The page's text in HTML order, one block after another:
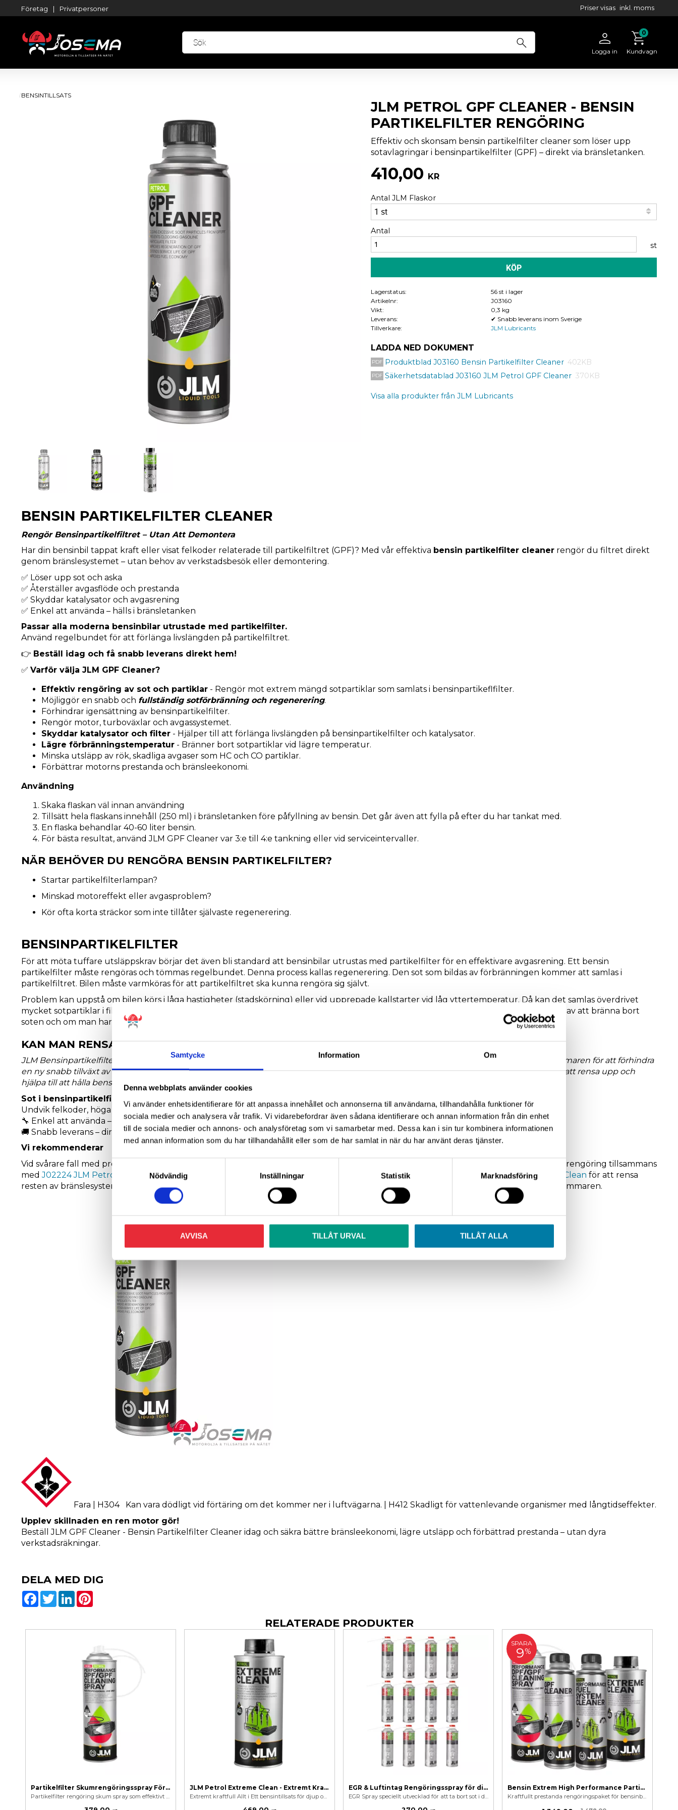
Samtycke Information Om
Denna webbplats använder cookies
Vi använder enhetsidentifierare för att anpassa innehållet och annonserna till användarna, tillhandahålla funktioner för
sociala medier och analysera vår trafik. Vi vidarebefordrar även sådana identifierare och annan information från din enhet
till de sociala medier och annons- och analysföretag som vi samarbetar med. Dessa kan i sin tur kombinera informationen
med annan information som du har tillhandahållit eller som de har samlat in när du har använt deras tjänster.
Samtyckesval
Nödvändig
Inställningar Statistik Marknadsföring
AVVISA TILLÅT URVAL TILLÅT ALLA
Företag | Privatpersoner Priser visas inkl. moms
Kundvagn
Logga in
BENSINTILLSATS
JLM PETROL GPF CLEANER - BENSIN
PARTIKELFILTER RENGÖRING
Effektiv och skonsam bensin partikelfilter cleaner som löser upp
sotavlagringar i bensinpartikelfilter (GPF) – direkt via bränsletanken.
410,00 KR
Antal JLM Flaskor
Antal
st
KÖP
Lagerstatus
56 st i lager
Artikelnr
J03160
Vikt
0,3 kg
Leverans
✔ Snabb leverans inom Sverige
Tillverkare
JLM Lubricants
LADDA NED DOKUMENT
Produktblad J03160 Bensin Partikelfilter Cleaner 402KB
Säkerhetsdatablad J03160 JLM Petrol GPF Cleaner 370KB
Visa alla produkter från JLM Lubricants
BENSIN PARTIKELFILTER CLEANER
Rengör Bensinpartikelfiltret – Utan Att Demontera
Har din bensinbil tappat kraft eller visat felkoder relaterade till partikelfiltret (GPF)? Med vår effektiva bensin partikelfilter cleaner rengör du filtret direkt
genom bränslesystemet – utan behov av verkstadsbesök eller demontering.
✅ Löser upp sot och aska
✅ Återställer avgasflöde och prestanda
✅ Skyddar katalysator och avgasrening
✅ Enkel att använda – hälls i bränsletanken
Passar alla moderna bensinbilar utrustade med partikelfilter.
Använd regelbundet för att förlänga livslängden på partikelfiltret.
👉 Beställ idag och få snabb leverans direkt hem!
✅ Varför välja JLM GPF Cleaner?
Effektiv rengöring av sot och partiklar - Rengör mot extrem mängd sotpartiklar som samlats i bensinpartikeflfilter.
Möjliggör en snabb och fullständig sotförbränning och regenerering.
Förhindrar igensättning av bensinpartikelfilter.
Rengör motor, turboväxlar och avgassystemet.
Skyddar katalysator och filter - Hjälper till att förlänga livslängden på bensinpartikelfilter och katalysator.
Lägre förbränningstemperatur - Bränner bort sotpartiklar vid lägre temperatur.
Minska utsläpp av rök, skadliga avgaser som HC och CO partiklar.
Förbättrar motorns prestanda och bränsleekonomi.
Användning
Skaka flaskan väl innan användning
Tillsätt hela flaskans innehåll (250 ml) i bränsletanken före påfyllning av bensin. Det går även att fylla på efter du har tankat med.
En flaska behandlar 40-60 liter bensin.
För bästa resultat, använd JLM GPF Cleaner var 3:e till 4:e tankning eller vid serviceintervaller.
NÄR BEHÖVER DU RENGÖRA BENSIN PARTIKELFILTER?
Startar partikelfilterlampan?
Minskad motoreffekt eller avgasproblem?
Kör ofta korta sträckor som inte tillåter självaste regenerering.
BENSINPARTIKELFILTER
För att möta tuffare utsläppskrav börjar det även bli standard att bensinbilar utrustas med partikelfilter för en effektivare avgasrening. Ett bensin
partikelfilter måste rengöras och tömmas regelbundet. Denna process kallas regenerering. Den sot som bildas av förbränningen kommer att samlas i
partikelfiltret. Bilen måste varmköras för att partikelfiltret ska kunna rengöra sig självt.
Problem kan uppstå om bilen körs i låga hastigheter (stadskörning) eller vid upprepade kallstarter vid låg yttertemperatur. Då kan det samlas överdrivet
mycket sotpartiklar i filtret och med tiden fylls det på mer och mer tills filtret indikerar att det är fullt. Bilens egna system klarar då inte av att bränna bort
soten och om man har otur kommer du att behöva byta ut bensinpartikelfiltret på verkstaden till en mycket dyr kostnad.
KAN MAN RENSA BENSINPARTIKELFILTER SJÄLV?
JLM Bensinpartikelfilter Cleaner optimerar förbränningen av överskottet sotpartiklar i sotfiltret, rengör insprutarna och förbränningskammaren för att förhindra
en ny snabb tillväxt av sotpartiklar. Den unika kombinationen av ett rent bränslesystem, en ren förbränning med lägre utsläpp kommer att rensa upp och
hjälpa till att hålla bensinpartikelfiltret och katalysatorn i ett optimalt rent skick länge från sotavlagringar.
Sot i bensinpartikelfiltret?
Undvik felkoder, höga utsläpp och motorproblem med vår effektiva GPF-cleaner.
🔧 Enkel att använda – häll i tanken och kör.
🚚 Snabb leverans – direkt från Sverige.
Vi rekommenderar
Vid svårare fall med problem av igensättning i bensinpartikelfiltret, så behandla första tankningen med J03160 JLM Bensinpartikelfilter rengöring tillsammans
medJ02224 JLM Petrol Performance GPF Cleaning Spray . Nästa tankning behandlar du bränslesystemet med J03155 Petrol Extreme Clean för att rensa
resten av bränslesystemet från avlagringar och förbränningsrester i cylindrar, tändstift, inlopps- och utloppsventiler och förbränningskammaren.
Fara | H304 Kan vara dödligt vid förtäring om det kommer ner i luftvägarna. | H412 Skadligt för vattenlevande organismer med långtidseffekter.
Upplev skillnaden en ren motor gör!
Beställ JLM GPF Cleaner - Bensin Partikelfilter Cleaner idag och säkra bättre bränsleekonomi, lägre utsläpp och förbättrad prestanda – utan dyra
verkstadsräkningar.
DELA MED DIG
Facebook
TwitterLinkedIn
RELATERADE PRODUKTER
Partikelfilter Skumrengöringsspray För Diesel och Bensin - JLM Performance DPF/GPF Cleaning Spray 500 ml
Partikelfilter rengöring skum spray som effektivt tar bort sot, partiklar och avlagringar i bensin och diesel
JLM Petrol Extreme Clean - Extremt Kraftfull Bensintillsats
Extremt kraftfull Allt i Ett bensintillsats för djup och genomgående rengöring av hela bränslesystemet. Främjar regenerering av bensin partikelfilter.
EGR & Luftintag Rengöringsspray för diesel och bensin 500 ml
EGR Spray speciellt utvecklad för att ta bort sot i diesel/bensinmotor & avlagringar i luftintag, förgasare och EGR ventil.
Bensin Extrem High Performance Partikelfilter Rengöringspaket
Kraftfullt prestanda rengöringspaket för bensinbilar som har problem med partikelfilter.
SPARA
9%